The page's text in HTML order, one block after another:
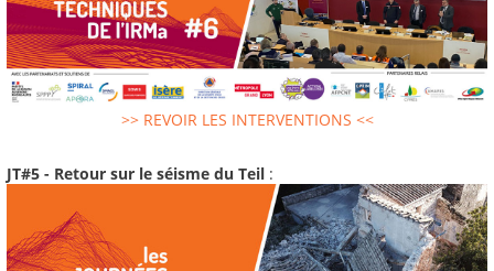
>> REVOIR LES INTERVENTIONS <<
JT#5 - Retour sur le séisme du Teil :